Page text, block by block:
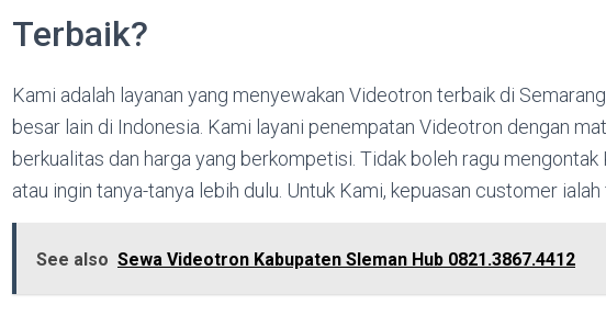
Terbaik?
Kami adalah layanan yang menyewakan Videotron terbaik di
besar lain di Indonesia. Kami layani penempatan Videotron dengan
berkualitas dan harga yang berkompetisi. Tidak boleh ragu
atau ingin tanya-tanya lebih dulu. Untuk Kami, kepuasan customer ialah
See also Sewa Videotron Kabupaten Sleman Hub 0821.3867.4412